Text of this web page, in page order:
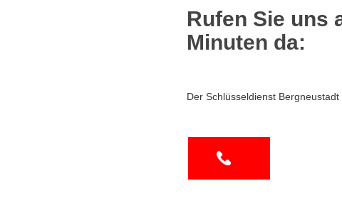
Rufen Sie uns
Minuten da:
Der Schlüsseldienst